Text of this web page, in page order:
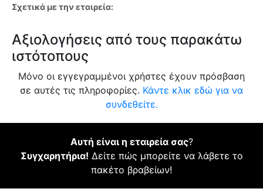
Σχετικά με την εταιρεία:
Αξιολογήσεις από τους παρακάτω
ιστότοπους
Μόνο οι εγγεγραμμένοι χρήστες έχουν πρόσβαση
σε αυτές τις πληροφορίες. Κάντε κλικ εδώ για να
συνδεθείτε.
Αυτή είναι η εταιρεία σας?
Συγχαρητήρια! Δείτε πώς μπορείτε να λάβετε το
πακέτο βραβείων!